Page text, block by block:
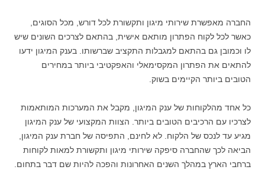
החברה מאפשרת שירותי מיגון ותקשורת לכל דורש, מכל הסוגים,
כאשר לכל לקוח הפתרון מותאם אישית, בהתאם לצרכים השונים שיש
לו וכמובן גם בהתאם למגבלות התקציב שברשותו. בענק המיגון ידעו
להתאים את הפתרון המקסימאלי והאפקטיבי ביותר במחירים
הטובים ביותר הקיימים בשוק.
כל אחד מהלקוחות של ענק המיגון, מקבל את המערכות המותאמות
לצרכיו עם הרכיבים הטובים ביותר. הצוות המקצועי של ענק המיגון
מגיע עד לנכס של הלקוח. לא לחינם, התפיסה של חברת ענק המיגון,
הביאה לכך שהחברה סיפקה שירותי מיגון ותקשורת למאות לקוחות
ברחבי הארץ במהלך השנים האחרונות והפכה להיות שם דבר בתחום.